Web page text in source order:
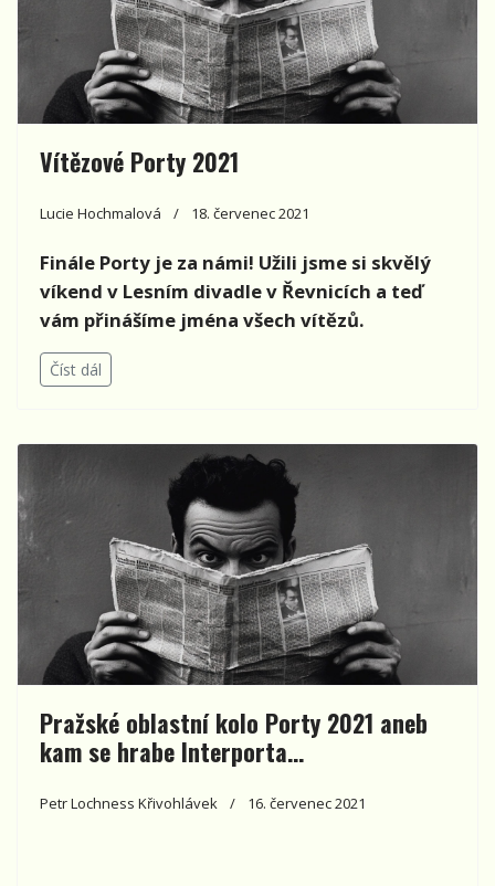
Vítězové Porty 2021
Lucie Hochmalová 18. červenec 2021
Finále Porty je za námi! Užili jsme si skvělý
víkend v Lesním divadle v Řevnicích a teď
vám přinášíme jména všech vítězů.
Číst dál
Pražské oblastní kolo Porty 2021 aneb
kam se hrabe Interporta…
Petr Lochness Křivohlávek 16. červenec 2021